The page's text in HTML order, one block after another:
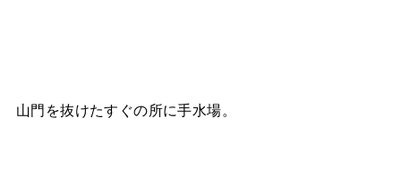
山門を抜けたすぐの所に手水場。